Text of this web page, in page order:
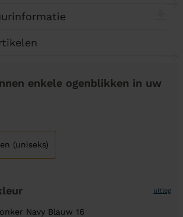
enkele ogenblikken in uw
(uniseks)
uitleg
Navy Blauw 16